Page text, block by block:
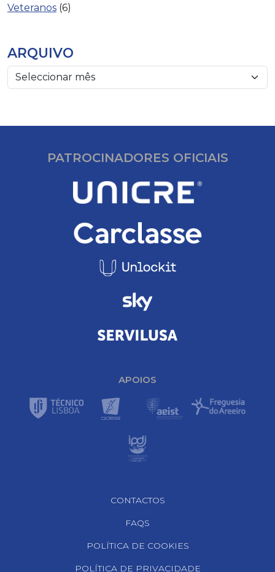
Veteranos (6)
ARQUIVO
PATROCINADORES OFICIAIS
APOIOS
CONTACTOS
FAQS
POLÍTICA DE COOKIES
POLÍTICA DE PRIVACIDADE